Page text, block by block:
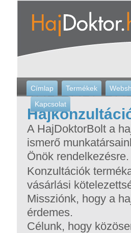
Címlap Termékek
Kapcsolat
A HajDoktorBolt a
ismerő
Önök rendelkezésre.
Konzultációk
vásárlási
Missziónk, hogy a
érdemes.
Célunk, hogy